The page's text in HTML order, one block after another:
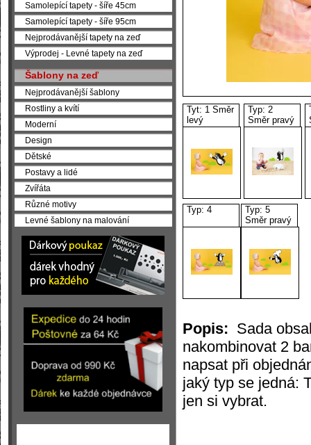
Tyt: 1 Směr
levý
Typ: 2
Směr pravý
Typ: 4
Typ: 5
Směr pravý
Popis: Sada
nakombinovat 2
napsat při
jaký typ se jedná:
jen si vybrat.
Samolepící tapety - šíře 45cm
Samolepící tapety - šíře 95cm
Nejprodávanější tapety na zeď
Výprodej - Levné tapety na zeď
Šablony na zeď
Nejprodávanější šablony
Rostliny a kvítí
Moderní
Design
Dětské
Postavy a lidé
Zvířáta
Různé motivy
Levné šablony na malování